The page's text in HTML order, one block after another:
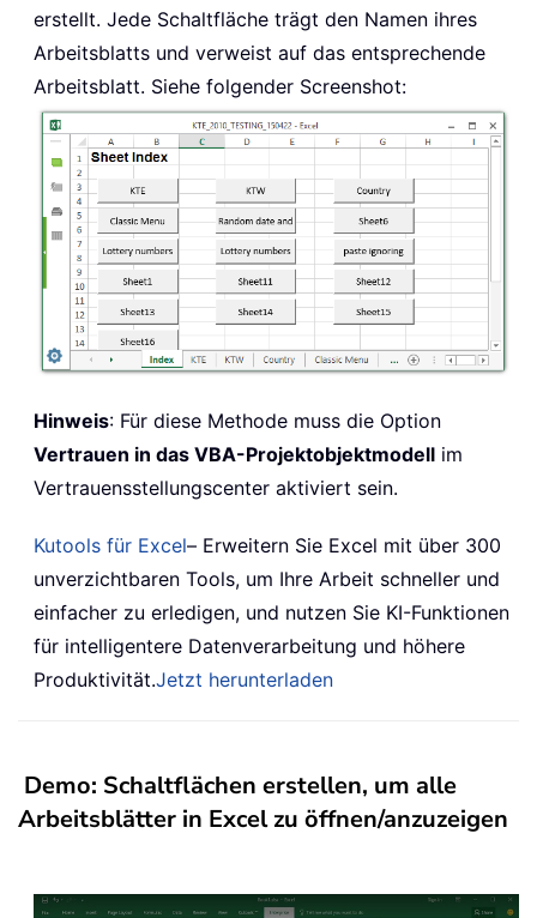
erstellt. Jede Schaltfläche trägt den Namen ihres
Arbeitsblatts und verweist auf das entsprechende
Arbeitsblatt. Siehe folgender Screenshot:
Hinweis: Für diese Methode muss die Option
Vertrauen in das VBA-Projektobjektmodell im
Vertrauensstellungscenter aktiviert sein.
Kutools für Excel– Erweitern Sie Excel mit über 300
unverzichtbaren Tools, um Ihre Arbeit schneller und
einfacher zu erledigen, und nutzen Sie KI-Funktionen
für intelligentere Datenverarbeitung und höhere
Produktivität.Jetzt herunterladen
Demo: Schaltflächen erstellen, um alle
Arbeitsblätter in Excel zu öffnen/anzuzeigen